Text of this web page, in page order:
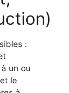
:
un ou
le